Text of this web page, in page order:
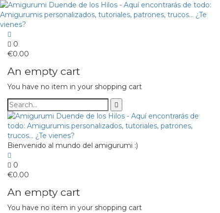
0
€0.00
An empty cart
You have no item in your shopping cart
Bienvenido al mundo del amigurumi :)
0
€0.00
An empty cart
You have no item in your shopping cart